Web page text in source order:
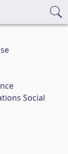
Social